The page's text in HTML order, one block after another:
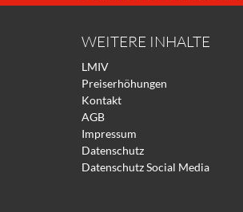
WEITERE INHALTE
LMIV
Preiserhöhungen
Kontakt
AGB
Impressum
Datenschutz
Datenschutz Social Media